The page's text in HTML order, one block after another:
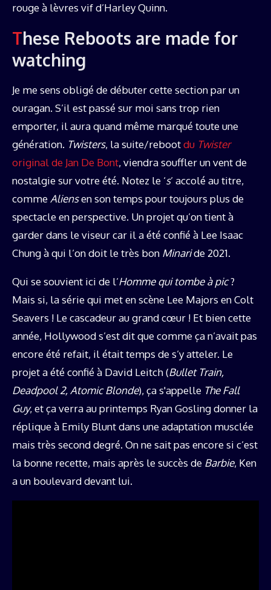
rouge à lèvres vif d’Harley Quinn.
These Reboots are made for
watching
Je me sens obligé de débuter cette section par un
ouragan. S’il est passé sur moi sans trop rien
emporter, il aura quand même marqué toute une
génération. Twisters, la suite/rebootdu Twister
original de Jan De Bont, viendra souffler un vent de
nostalgie sur votre été. Notez le ‘s’ accolé au titre,
comme Aliensen son temps pour toujours plus de
spectacle en perspective. Un projet qu’on tient à
garder dans le viseur car il a été confié à Lee Isaac
Chung à qui l’on doit le très bon Minaride 2021.
Qui se souvient ici de l’Homme qui tombe à pic?
Mais si, la série qui met en scène Lee Majors en Colt
Seavers ! Le cascadeur au grand cœur ! Et bien cette
année, Hollywood s’est dit que comme ça n’avait pas
encore été refait, il était temps de s’y atteler. Le
projet a été confié à David Leitch (Bullet Train,
Deadpool 2, Atomic Blonde), ça s'appelle The Fall
Guy, et ça verra au printemps Ryan Gosling donner la
réplique à Emily Blunt dans une adaptation musclée
mais très second degré. On ne sait pas encore si c’est
la bonne recette, mais après le succès de Barbie, Ken
a un boulevard devant lui.